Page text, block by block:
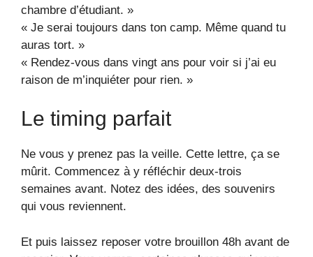
chambre d’étudiant. »
« Je serai toujours dans ton camp. Même quand tu
auras tort. »
« Rendez-vous dans vingt ans pour voir si j’ai eu
raison de m’inquiéter pour rien. »
Le timing parfait
Ne vous y prenez pas la veille. Cette lettre, ça se
mûrit. Commencez à y réfléchir deux-trois
semaines avant. Notez des idées, des souvenirs
qui vous reviennent.
Et puis laissez reposer votre brouillon 48h avant de